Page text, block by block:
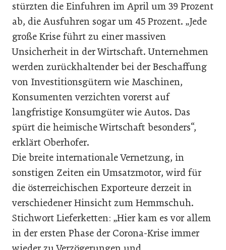
stürzten die Einfuhren im April um 39 Prozent
ab, die Ausfuhren sogar um 45 Prozent. „Jede
große Krise führt zu einer massiven
Unsicherheit in der Wirtschaft. Unternehmen
werden zurückhaltender bei der Beschaffung
von Investitionsgütern wie Maschinen,
Konsumenten verzichten vorerst auf
langfristige Konsumgüter wie Autos. Das
spürt die heimische Wirtschaft besonders“,
erklärt Oberhofer.
Die breite internationale Vernetzung, in
sonstigen Zeiten ein Umsatzmotor, wird für
die österreichischen Exporteure derzeit in
verschiedener Hinsicht zum Hemmschuh.
Stichwort Lieferketten: „Hier kam es vor allem
in der ersten Phase der Corona-Krise immer